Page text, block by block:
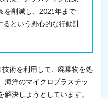
を削減し、2025年まで
るという野心的な行動計
術を利用して、廃棄物を処
海洋のマイクロプラスチッ
決しようとしています。